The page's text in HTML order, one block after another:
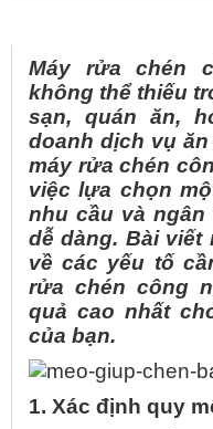
HỢP VỚI NHU CẦU
Máy rửa chén
không thể thiếu
sạn, quán ăn,
doanh dịch vụ
máy rửa chén
việc lựa chọn
nhu cầu và
dễ dàng. Bài viết
về các yếu tố
rửa chén công
quả cao nhất
của bạn.
1. Xác định quy